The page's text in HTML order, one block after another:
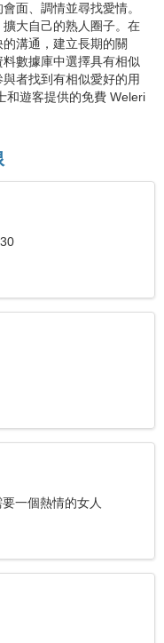
面、調情並尋找愛情。
大自己的熟人圈子。在
溝通，建立長期的關
數據庫中選擇具有相似
者找到有相似愛好的用
和遊客提供的免費 Weleri
一個熱情的女人